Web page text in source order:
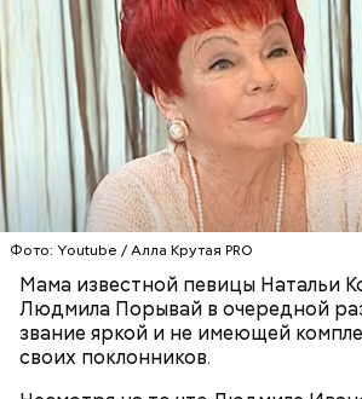
Фото: Youtube / Алла Крутая PRO
Мама известной певицы Натальи
Людмила Порывай в очередной
звание яркой и не имеющей
своих поклонников.
— Может пробить заряд на
себя очень осторожно, будто
зверя, затаиться, — добавил
Одним из запоминающихся
для Макеева стал футбольный
киевским «Динамо» и мадридским
который состоялся 3 мая в Киеве.
в палатках в лесу около
от Припяти. А солдатам очень
трансляцию матча. Макеев поехал
партийной организации колхоза и
одолжить телевизор.